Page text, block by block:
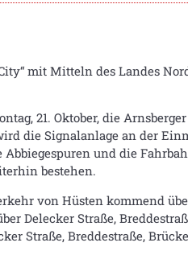
mit Mitteln des Landes
21. Oktober, die
die Signalanlage an der
und die
bestehen.
von Hüsten kommend
Delecker Straße,
Straße, Breddestraße,